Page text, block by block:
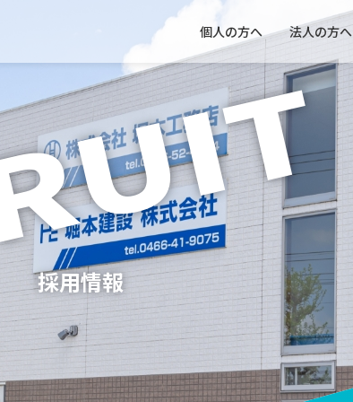
個人の方へ 法人の方へ
採用情報